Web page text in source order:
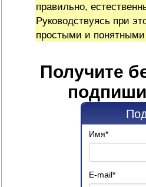
правильно,
Руководствуясь при
простыми и
Получите
Имя*
E-mail*